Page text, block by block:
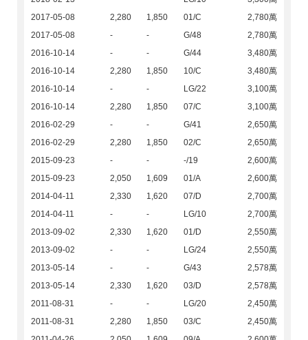
2017-05-08
2,280 1,850 01/C
2,780萬
2017-05-08
- - G/48
2,780萬
2016-10-14
- - G/44
3,480萬
2016-10-14
2,280 1,850 10/C
3,480萬
2016-10-14
- - LG/22
3,100萬
2016-10-14
2,280 1,850 07/C
3,100萬
2016-02-29
- - G/41
2,650萬
2016-02-29
2,280 1,850 02/C
2,650萬
2015-09-23
- - -/19
2,600萬
2015-09-23
2,050 1,609 01/A
2,600萬
2014-04-11
2,330 1,620 07/D
2,700萬
2014-04-11
- - LG/10
2,700萬
2013-09-02
2,330 1,620 01/D
2,550萬
2013-09-02
- - LG/24
2,550萬
2013-05-14
- - G/43
2,578萬
2013-05-14
2,330 1,620 03/D
2,578萬
2011-08-31
- - LG/20
2,450萬
2011-08-31
2,280 1,850 03/C
2,450萬